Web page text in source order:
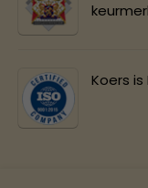
Koers